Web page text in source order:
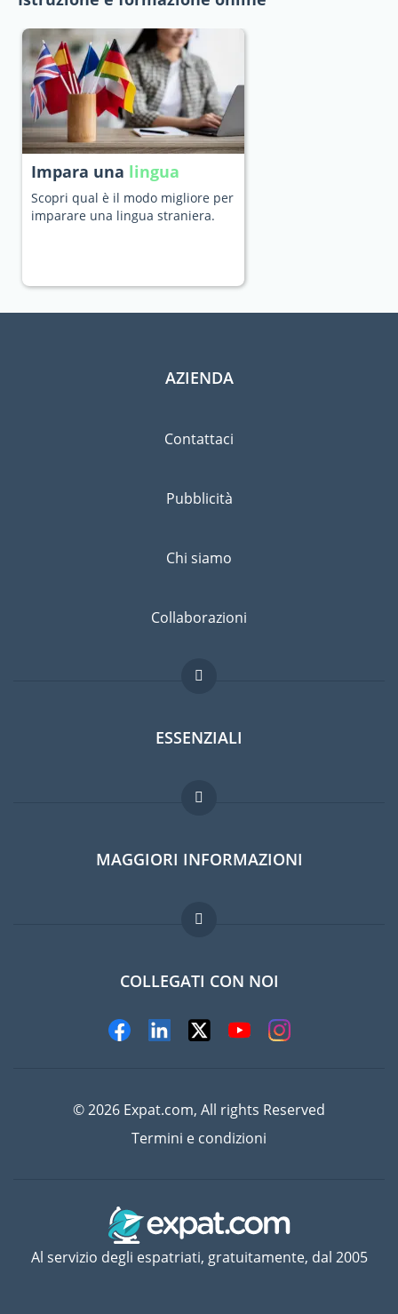
Impara una lingua
Scopri qual è il modo migliore per
imparare una lingua straniera.
AZIENDA
Contattaci
Pubblicità
Chi siamo
Collaborazioni
ESSENZIALI
Forum per expat
Guida per expat
Lavori all'estero
MAGGIORI INFORMAZIONI
Domande frequenti
COLLEGATI CON NOI
© 2026 Expat.com, All rights Reserved
Termini e condizioni
Al servizio degli espatriati, gratuitamente, dal 2005